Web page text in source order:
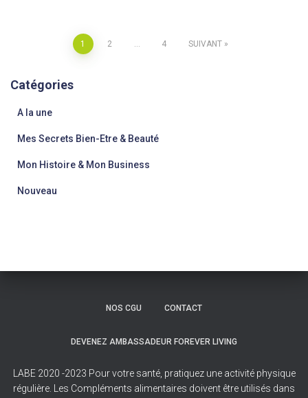
Pagination
des
publications
1 2 4 SUIVANT
Catégories
A la une
Mes Secrets Bien-Etre & Beauté
Mon Histoire & Mon Business
Nouveau
NOS CGU CONTACT
DEVENEZ AMBASSADEUR FOREVER LIVING
LABE 2020 -2023 Pour votre santé, pratiquez une activité physique
régulière. Les Compléments alimentaires doivent être utilisés dans